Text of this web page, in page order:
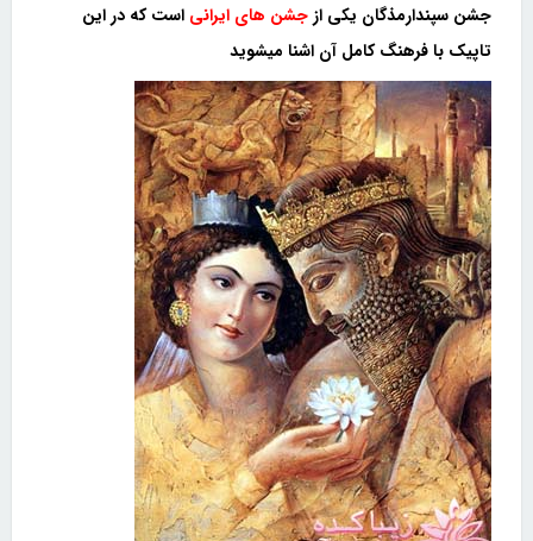
جشن سپندارمذگان یکی از جشن های ایرانی است که در این
تاپیک با فرهنگ کامل آن اشنا میشوید